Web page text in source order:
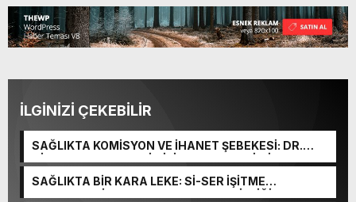
İLGİNİZİ ÇEKEBİLİR
SAĞLIKTA KOMİSYON VE İHANET ŞEBEKESİ: DR.
NİHAT URUÇ VE SEMİH İŞİTME MERKEZİ’NİN SGK
VURGUNU!
SAĞLIKTA BİR KARA LEKE: Sİ-SER İŞİTME
MERKEZLERİ VE MODERN UMUT TACİRLİĞİ